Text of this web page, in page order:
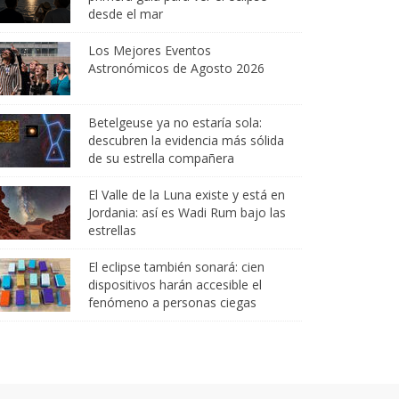
desde el mar
Los Mejores Eventos
Astronómicos de Agosto 2026
Betelgeuse ya no estaría sola:
descubren la evidencia más sólida
de su estrella compañera
El Valle de la Luna existe y está en
Jordania: así es Wadi Rum bajo las
estrellas
El eclipse también sonará: cien
dispositivos harán accesible el
fenómeno a personas ciegas